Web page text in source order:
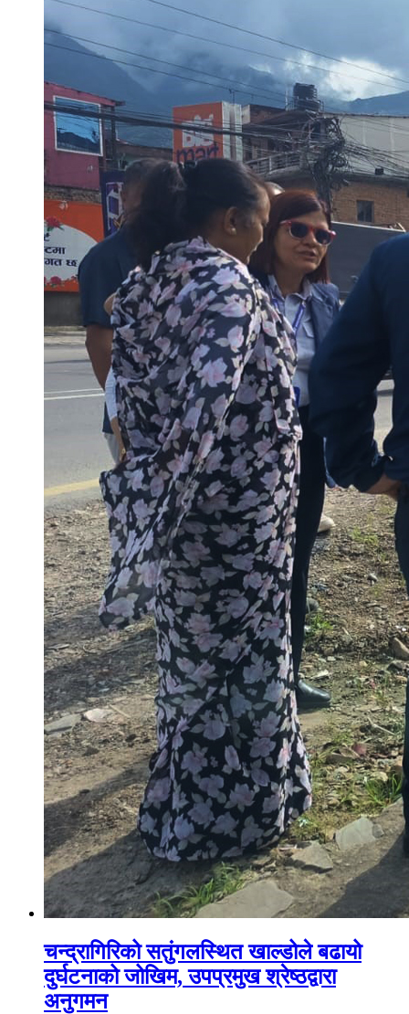
चन्द्रागिरिको सतुंगलस्थित खाल्डोले बढायो
दुर्घटनाको जोखिम, उपप्रमुख श्रेष्ठद्वारा
अनुगमन